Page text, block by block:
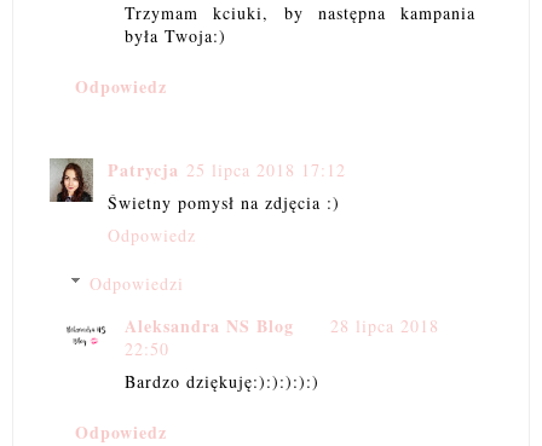
Trzymam kciuki, by następna kampania
była Twoja:)
Odpowiedz
Patrycja 25 lipca 2018 17:12
Świetny pomysł na zdjęcia :)
Odpowiedz
Odpowiedzi
Aleksandra NS Blog
28 lipca 2018
22:50
Bardzo dziękuję:):):):):)
Odpowiedz